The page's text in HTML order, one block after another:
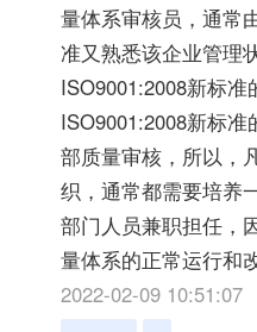
量体系审核员，通常
准又熟悉该企业管理
ISO9001:2008新标
ISO9001:2008新标
部质量审核，所以，
织，通常都需要培养
部门人员兼职担任，
量体系的正常运行和
2022-02-09 10:51:07